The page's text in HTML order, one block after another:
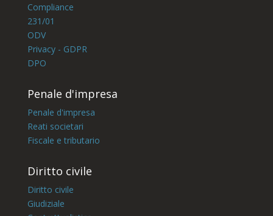
Compliance
231/01
ODV
Privacy - GDPR
DPO
Penale d'impresa
Penale d'impresa
Reati societari
Fiscale e tributario
Diritto civile
Diritto civile
Giudiziale